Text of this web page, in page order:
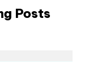
Posts